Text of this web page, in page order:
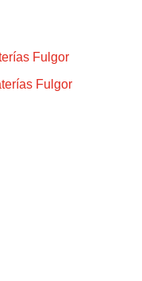
Fulgor
Fulgor